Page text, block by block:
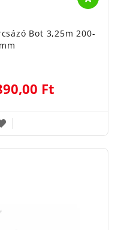
Bot 3,25m 200-
Ft